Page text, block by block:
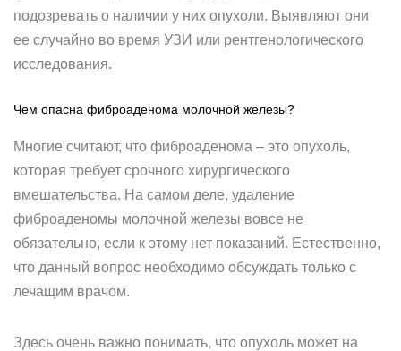
подозревать о наличии у них опухоли. Выявляют они
ее случайно во время УЗИ или рентгенологического
исследования.
Чем опасна фиброаденома молочной железы?
Многие считают, что фиброаденома – это опухоль,
которая требует срочного хирургического
вмешательства. На самом деле, удаление
фиброаденомы молочной железы вовсе не
обязательно, если к этому нет показаний. Естественно,
что данный вопрос необходимо обсуждать только с
лечащим врачом.
Здесь очень важно понимать, что опухоль может на